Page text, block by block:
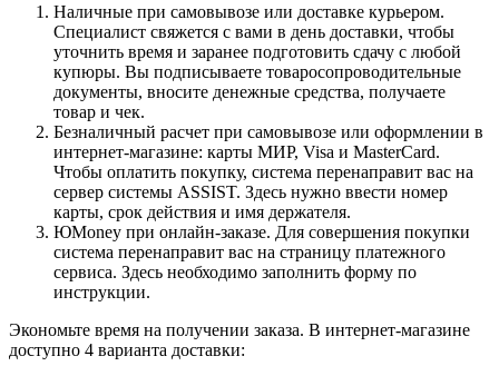
Наличные при самовывозе или доставке курьером.
Специалист свяжется с вами в день доставки, чтобы
уточнить время и заранее подготовить сдачу с любой
купюры. Вы подписываете товаросопроводительные
документы, вносите денежные средства, получаете
товар и чек.
Безналичный расчет при самовывозе или оформлении в
интернет-магазине: карты МИР, Visa и MasterCard.
Чтобы оплатить покупку, система перенаправит вас на
сервер системы ASSIST. Здесь нужно ввести номер
карты, срок действия и имя держателя.
ЮMoney при онлайн-заказе. Для совершения покупки
система перенаправит вас на страницу платежного
сервиса. Здесь необходимо заполнить форму по
инструкции.
Экономьте время на получении заказа. В интернет-магазине
доступно 4 варианта доставки: